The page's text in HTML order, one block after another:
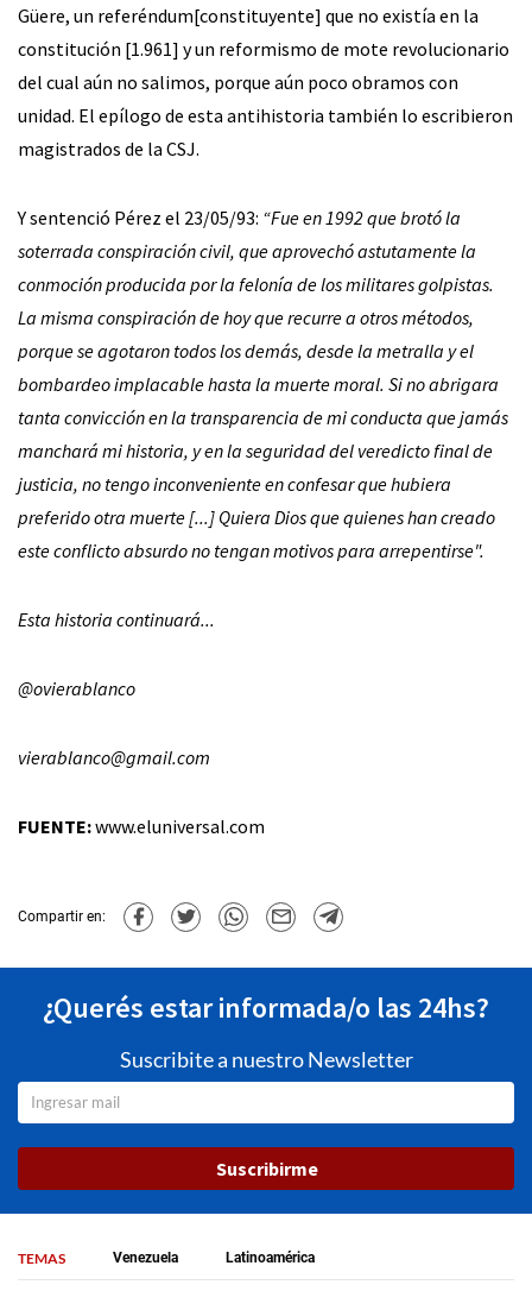
Güere, un referéndum[constituyente] que no existía en la
constitución [1.961] y un reformismo de mote revolucionario
del cual aún no salimos, porque aún poco obramos con
unidad. El epílogo de esta antihistoria también lo escribieron
magistrados de la CSJ.
Y sentenció Pérez el 23/05/93: “Fue en 1992 que brotó la
soterrada conspiración civil, que aprovechó astutamente la
conmoción producida por la felonía de los militares golpistas.
La misma conspiración de hoy que recurre a otros métodos,
porque se agotaron todos los demás, desde la metralla y el
bombardeo implacable hasta la muerte moral. Si no abrigara
tanta convicción en la transparencia de mi conducta que jamás
manchará mi historia, y en la seguridad del veredicto final de
justicia, no tengo inconveniente en confesar que hubiera
preferido otra muerte [...] Quiera Dios que quienes han creado
este conflicto absurdo no tengan motivos para arrepentirse".
Esta historia continuará...
@ovierablanco
vierablanco@gmail.com
FUENTE:www.eluniversal.com
Compartir en:
¿Querés estar informada/o las 24hs?
Suscribite a nuestro Newsletter
Suscribirme
TEMAS Venezuela Latinoamérica